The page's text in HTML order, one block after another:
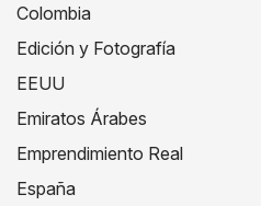
Colombia
Edición y Fotografía
EEUU
Emiratos Árabes
Emprendimiento Real
España